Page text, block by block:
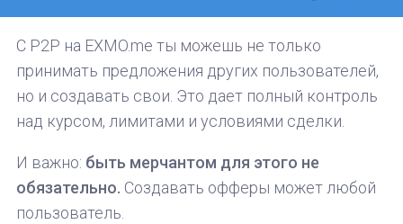
С P2P на EXMO.me ты можешь не только
принимать предложения других пользователей,
но и создавать свои. Это дает полный контроль
над курсом, лимитами и условиями сделки.
И важно: быть мерчантом для этого не
обязательно. Создавать офферы может любой
пользователь.